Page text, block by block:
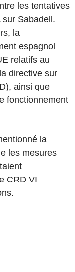
les tentatives
sur Sabadell.
la
espagnol
relatifs au
directive sur
ainsi que
fonctionnement
la
les mesures
CRD VI